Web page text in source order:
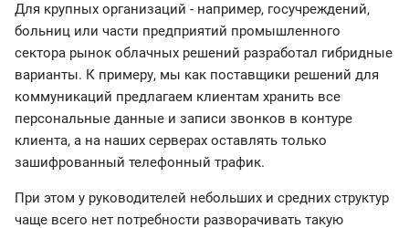
Для крупных организаций - например, госучреждений,
больниц или части предприятий промышленного
сектора рынок облачных решений разработал гибридные
варианты. К примеру, мы как поставщики решений для
коммуникаций предлагаем клиентам хранить все
персональные данные и записи звонков в контуре
клиента, а на наших серверах оставлять только
зашифрованный телефонный трафик.
При этом у руководителей небольших и средних структур
чаще всего нет потребности разворачивать такую